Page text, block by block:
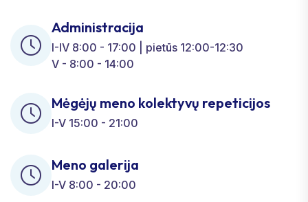
Administracija
I-IV 8:00 - 17:00 | pietūs 12:00-12:30
V - 8:00 - 14:00
Mėgėjų meno kolektyvų repeticijos
I-V 15:00 - 21:00
Meno galerija
I-V 8:00 - 20:00